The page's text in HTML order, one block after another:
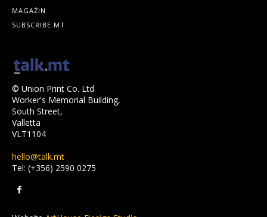
MAGAŻIN
SUBSCRIBE.MT
© Union Print Co. Ltd
Worker's Memorial Building,
South Street,
Valletta
VLT1104
hello@talk.mt
Tel: (+356) 2590 0275